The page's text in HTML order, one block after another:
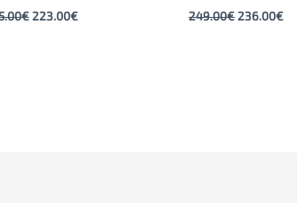
€ 223.00€ 249.00€236.00€